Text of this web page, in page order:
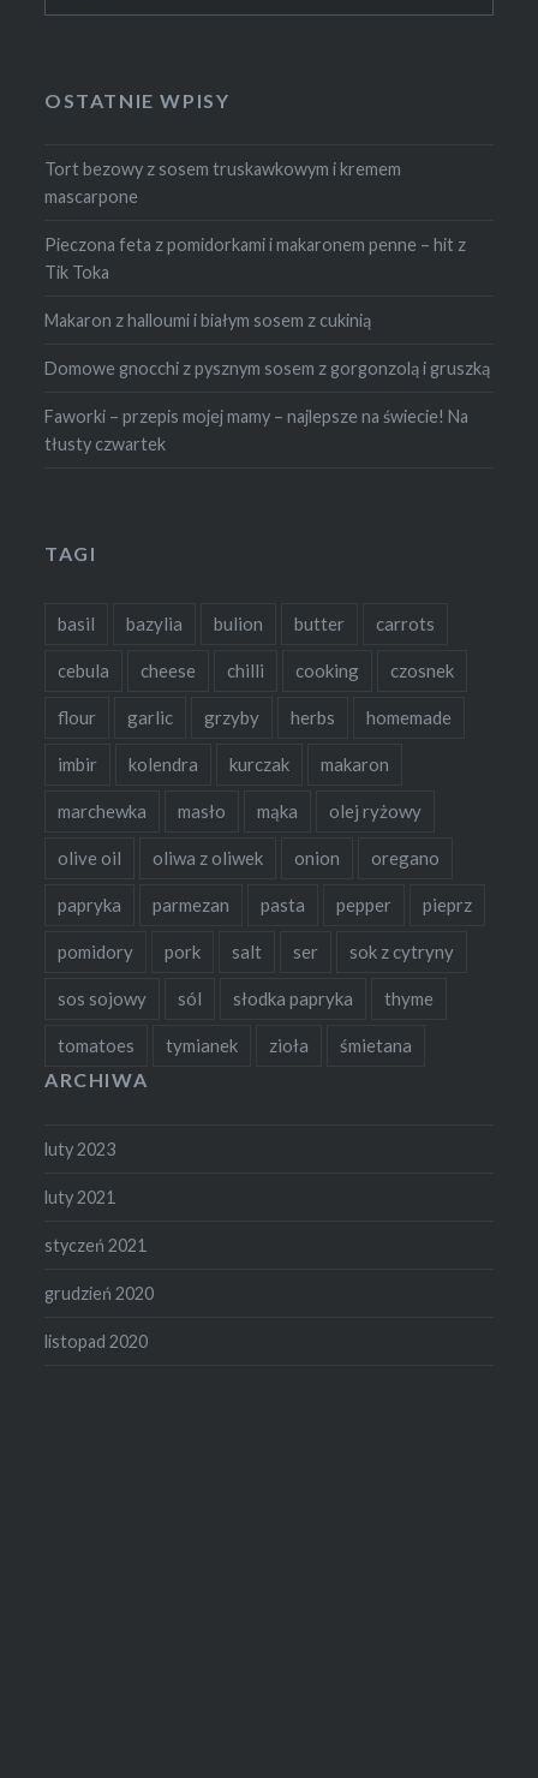
OSTATNIE WPISY
Tort bezowy z sosem truskawkowym i kremem
mascarpone
Pieczona feta z pomidorkami i makaronem penne – hit z
Tik Toka
Makaron z halloumi i białym sosem z cukinią
Domowe gnocchi z pysznym sosem z gorgonzolą i gruszką
Faworki – przepis mojej mamy – najlepsze na świecie! Na
tłusty czwartek
TAGI
basil bazylia bulion butter carrots
cebula cheese chilli cooking czosnek
flour garlic grzyby herbs homemade
imbir kolendra kurczak makaron
marchewka masło mąka olej ryżowy
olive oil oliwa z oliwek onion oregano
papryka parmezan pasta pepper pieprz
pomidory pork salt ser sok z cytryny
sos sojowy sól słodka papryka thyme
tomatoes tymianek zioła śmietana
ARCHIWA
luty 2023
luty 2021
styczeń 2021
grudzień 2020
listopad 2020